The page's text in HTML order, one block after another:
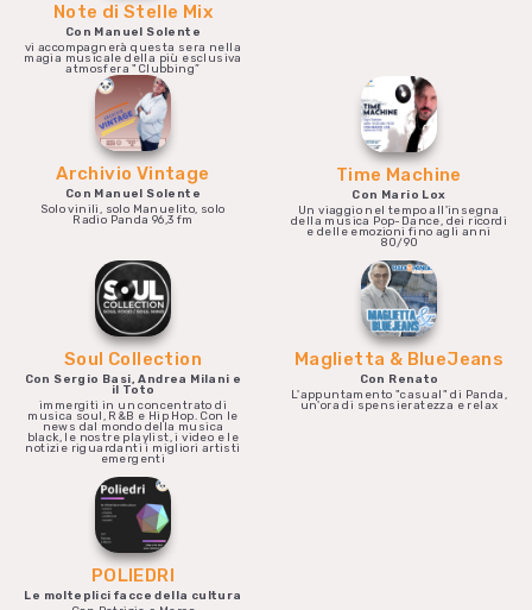
Note di Stelle Mix
Con Manuel Solente
vi accompagnerà questa sera nella
magia musicale della più esclusiva
atmosfera "Clubbing”
Archivio Vintage
Con Manuel Solente
Solo vinili, solo Manuelito, solo
Radio Panda 96,3 fm
Time Machine
Con Mario Lox
Un viaggio nel tempo all'insegna
della musica Pop-Dance, dei ricordi
e delle emozioni fino agli anni
80/90
Soul Collection
Con Sergio Basi, Andrea Milani e
il Toto
immergiti in un concentrato di
musica soul, R&B e Hip Hop. Con le
news dal mondo della musica
black, le nostre playlist, i video e le
notizie riguardanti i migliori artisti
emergenti
Maglietta & BlueJeans
Con Renato
L'appuntamento "casual" di Panda,
un'ora di spensieratezza e relax
POLIEDRI
Le molteplici facce della cultura